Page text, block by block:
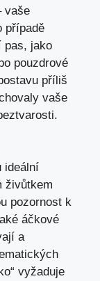
vaše
případě
pas, jako
pouzdrové
příliš
vaše
ideální
živůtkem
pozornost k
áčkové
a
vyžaduje